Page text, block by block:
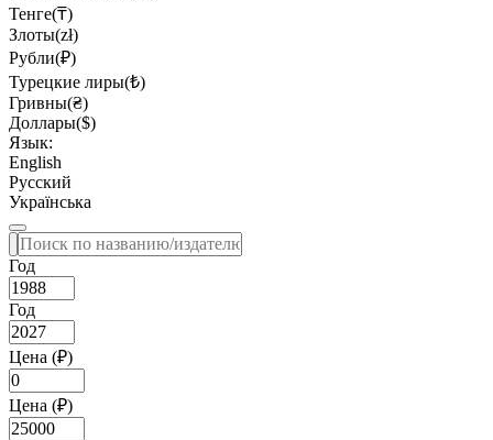
Тенге(₸)
Злоты(zł)
Рубли(₽)
Турецкие лиры(₺)
Гривны(₴)
Доллары($)
Язык:
English
Русский
Українська
Год
Год
Цена (₽)
Цена (₽)